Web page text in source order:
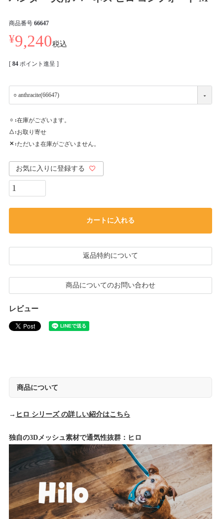
商品番号 66647
¥9,240税込
[ 84 ポイント進呈 ]
○ 在庫がございます。
△ お取り寄せ
✕ ただいま在庫がございません。
お気に入りに登録する
カートに入れる
返品特約について
商品についてのお問い合わせ
レビュー
商品について
→ ヒロ シリーズ の詳しい紹介はこちら
独自の3Dメッシュ素材で通気性抜群：ヒロ